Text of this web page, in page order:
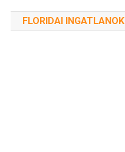
FLORIDAI INGATLANOK